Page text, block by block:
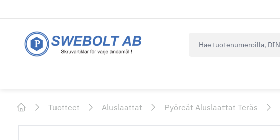
Tuotteet Aluslaattat Pyöreät Aluslaattat Teräs